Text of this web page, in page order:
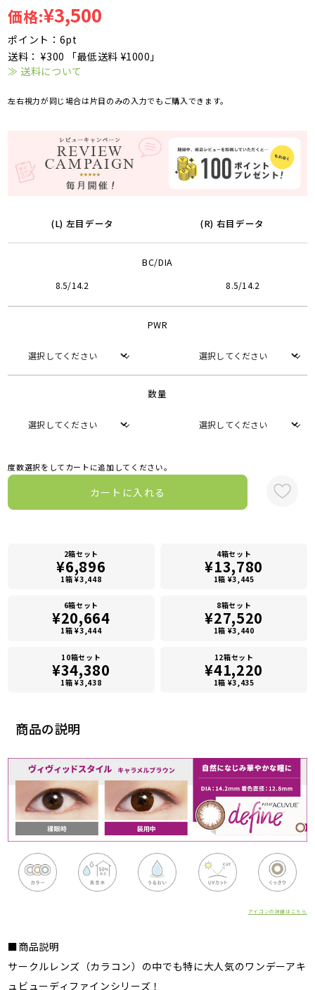
商品の説明
アイコンの詳細はこちら
■商品説明
サークルレンズ（カラコン）の中でも特に大人気のワンデーアキ
ュビューディファインシリーズ！
価格:¥3,500
ポイント：6pt
送料： ¥300 「最低送料 ¥1000」
≫ 送料について
左右視力が同じ場合は片目のみの入力でもご購入できます。
(L) 左目データ (R) 右目データ
BC/DIA
8.5/14.2 8.5/14.2
PWR
数量
度数選択をしてカートに追加してください。
カートに入れる
2箱セット
¥6,896
1箱 ¥3,448
4箱セット
¥13,780
1箱 ¥3,445
6箱セット
¥20,664
1箱 ¥3,444
8箱セット
¥27,520
1箱 ¥3,440
10箱セット
¥34,380
1箱 ¥3,438
12箱セット
¥41,220
1箱 ¥3,435